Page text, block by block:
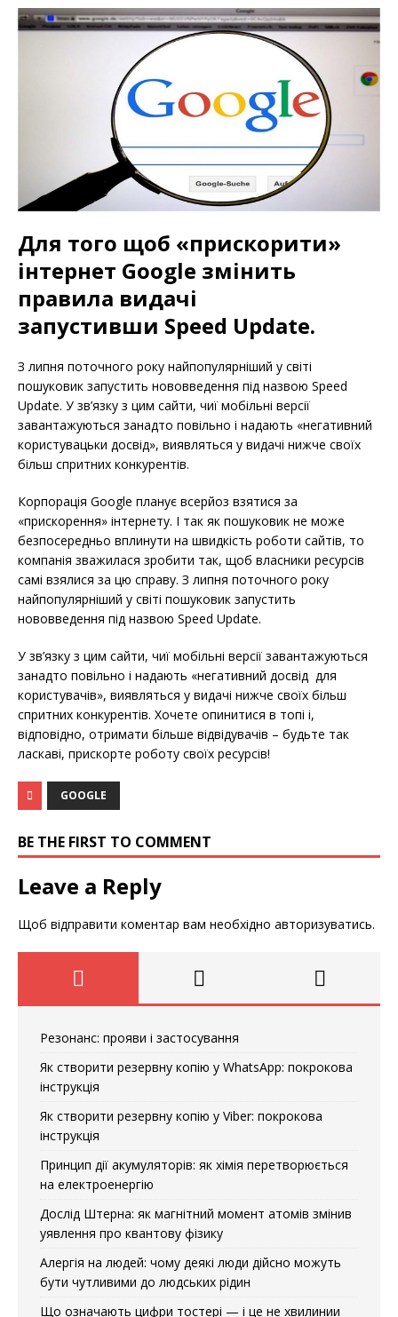
Для того щоб «прискорити»
інтернет Google змінить
правила видачі
запустивши Speed Update.
З липня поточного року найпопулярніший у світі
пошуковик запустить нововведення під назвою Speed
Update. У зв’язку з цим сайти, чиї мобільні версії
завантажуються занадто повільно і надають «негативний
користувацьки досвід», виявляться у видачі нижче своїх
більш спритних конкурентів.
Корпорація Google планує всерйоз взятися за
«прискорення» інтернету. І так як пошуковик не може
безпосередньо вплинути на швидкість роботи сайтів, то
компанія зважилася зробити так, щоб власники ресурсів
самі взялися за цю справу. З липня поточного року
найпопулярніший у світі пошуковик запустить
нововведення під назвою Speed ​​Update.
У зв’язку з цим сайти, чиї мобільні версії завантажуються
занадто повільно і надають «негативний досвід для
користувачів», виявляться у видачі нижче своїх більш
спритних конкурентів. Хочете опинитися в топі і,
відповідно, отримати більше відвідувачів – будьте так
ласкаві, прискорте роботу своїх ресурсів!
GOOGLE
BE THE FIRST TO COMMENT
Leave a Reply
Щоб відправити коментар вам необхідно авторизуватись.
Резонанс: прояви і застосування
Як створити резервну копію у WhatsApp: покрокова
інструкція
Як створити резервну копію у Viber: покрокова
інструкція
Принцип дії акумуляторів: як хімія перетворюється
на електроенергію
Дослід Штерна: як магнітний момент атомів змінив
уявлення про квантову фізику
Алергія на людей: чому деякі люди дійсно можуть
бути чутливими до людських рідин
Що означають цифри тостері — і це не хвилинии